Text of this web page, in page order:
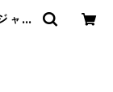
ャケ
P